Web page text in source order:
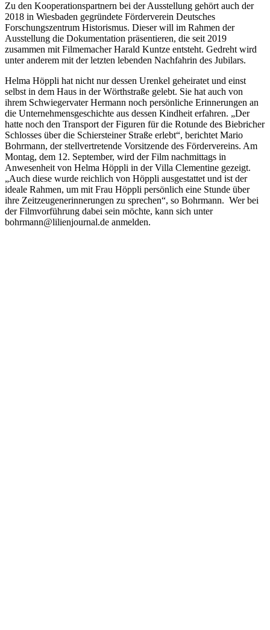
Zu den Kooperationspartnern bei der Ausstellung gehört auch der
2018 in Wiesbaden gegründete Förderverein Deutsches
Forschungszentrum Historismus. Dieser will im Rahmen der
Ausstellung die Dokumentation präsentieren, die seit 2019
zusammen mit Filmemacher Harald Kuntze entsteht. Gedreht wird
unter anderem mit der letzten lebenden Nachfahrin des Jubilars.
Helma Höppli hat nicht nur dessen Urenkel geheiratet und einst
selbst in dem Haus in der Wörthstraße gelebt. Sie hat auch von
ihrem Schwiegervater Hermann noch persönliche Erinnerungen an
die Unternehmensgeschichte aus dessen Kindheit erfahren. „Der
hatte noch den Transport der Figuren für die Rotunde des Biebricher
Schlosses über die Schiersteiner Straße erlebt“, berichtet Mario
Bohrmann, der stellvertretende Vorsitzende des Fördervereins. Am
Montag, dem 12. September, wird der Film nachmittags in
Anwesenheit von Helma Höppli in der Villa Clementine gezeigt.
„Auch diese wurde reichlich von Höppli ausgestattet und ist der
ideale Rahmen, um mit Frau Höppli persönlich eine Stunde über
ihre Zeitzeugenerinnerungen zu sprechen“, so Bohrmann. Wer bei
der Filmvorführung dabei sein möchte, kann sich unter
bohrmann@lilienjournal.de anmelden.